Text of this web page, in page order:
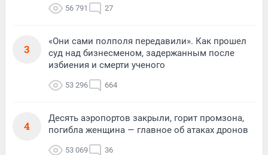
56 791 27
3
«Они сами полполя передавили». Как прошел
суд над бизнесменом, задержанным после
избиения и смерти ученого
53 296 664
4
Десять аэропортов закрыли, горит промзона,
погибла женщина — главное об атаках дронов
53 069 36